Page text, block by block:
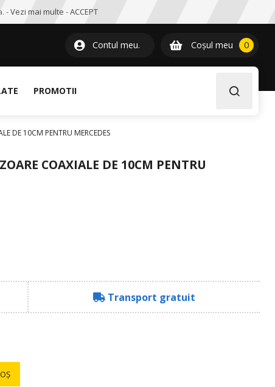
-Vezi mai multe -ACCEPT
Contul meu. Coșul meu 00item
PROMOTII
DE 10CM PENTRU MERCEDES
COAXIALE DE 10CM PENTRU
Transport gratuit